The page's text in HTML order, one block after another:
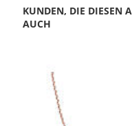
KUNDEN, DIE DIESEN
AUCH